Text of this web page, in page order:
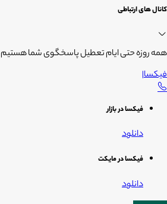
کانال های ارتباطی
همه روزه حتی ایام تعطیل پاسخگوی شما هستیم
فیکسا|
فیکسا در بازار
دانلود
فیکسا در مایکت
دانلود